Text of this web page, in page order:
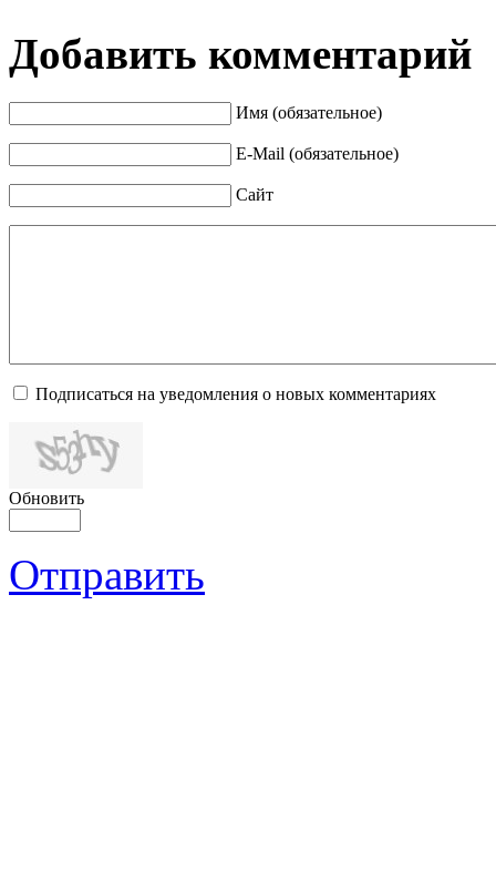
Добавить комментарий
Имя (обязательное)
E-Mail (обязательное)
Сайт
Подписаться на уведомления о новых комментариях
Обновить
Отправить